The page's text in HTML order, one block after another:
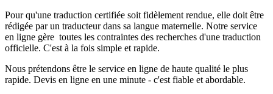
Pour qu'une traduction certifiée soit fidèlement rendue, elle doit être
rédigée par un traducteur dans sa langue maternelle. Notre service
en ligne gère toutes les contraintes des recherches d'une traduction
officielle. C'est à la fois simple et rapide.
Nous prétendons être le service en ligne de haute qualité le plus
rapide. Devis en ligne en une minute - c'est fiable et abordable.